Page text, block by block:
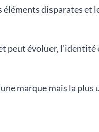
disparates et
peut évoluer, l’identité
marque mais la plus